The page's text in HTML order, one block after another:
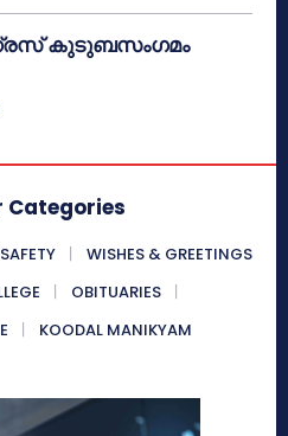
കുടുബസംഗമം
Categories
WISHES & GREETINGS
OBITUARIES
KOODAL MANIKYAM